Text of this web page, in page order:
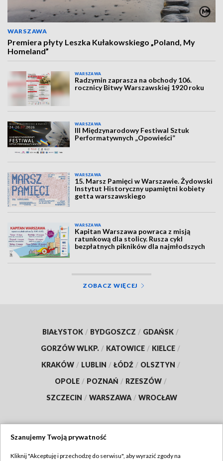
WARSZAWA
Premiera płyty Leszka Kułakowskiego „Poland, My
Homeland”
WARSZAWA
Radzymin zaprasza na obchody 106.
rocznicy Bitwy Warszawskiej 1920 roku
WARSZAWA
III Międzynarodowy Festiwal Sztuk
Performatywnych „Opowieści”
WARSZAWA
15. Marsz Pamięci w Warszawie. Żydowski
Instytut Historyczny upamiętni kobiety
getta warszawskiego
WARSZAWA
Kapitan Warszawa powraca z misją
ratunkową dla stolicy. Rusza cykl
bezpłatnych pikników dla najmłodszych
ZOBACZ WIĘCEJ
BIAŁYSTOK / BYDGOSZCZ / GDAŃSK /
GORZÓW WLKP. / KATOWICE / KIELCE /
KRAKÓW / LUBLIN / ŁÓDŹ / OLSZTYN /
OPOLE / POZNAŃ / RZESZÓW /
SZCZECIN / WARSZAWA / WROCŁAW
Szanujemy Twoją prywatność
Kliknij "Akceptuję i przechodzę do serwisu", aby wyrazić zgody na